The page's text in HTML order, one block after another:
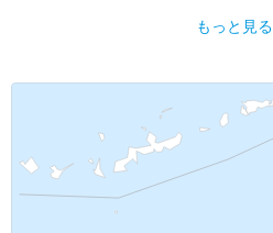
もっと見る